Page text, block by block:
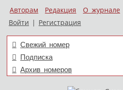
Авторам Редакция О журнале
Войти | Регистрация
Свежий номер
Подписка
Архив номеров